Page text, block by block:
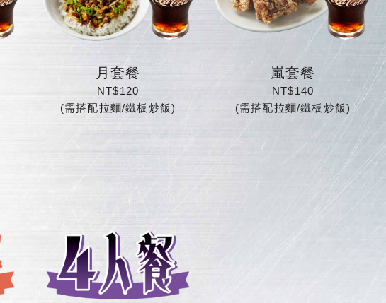
月套餐
NT$120
(需搭配拉麵/鐵板炒飯)
嵐套餐
NT$140
(需搭配拉麵/鐵板炒飯)